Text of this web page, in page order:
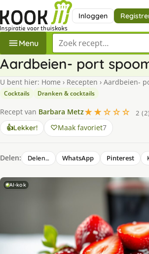
Inloggen
Menu Zoek een recept
Aardbeien- port
U bent hier: Home › Recepten › Aardbeien-
Cocktails Dranken & cocktails
Recept van Barbara Metz★★☆☆☆
2
👍Lekker! Maak favoriet7
Delen: Delen… WhatsApp Pinterest
AI-kok